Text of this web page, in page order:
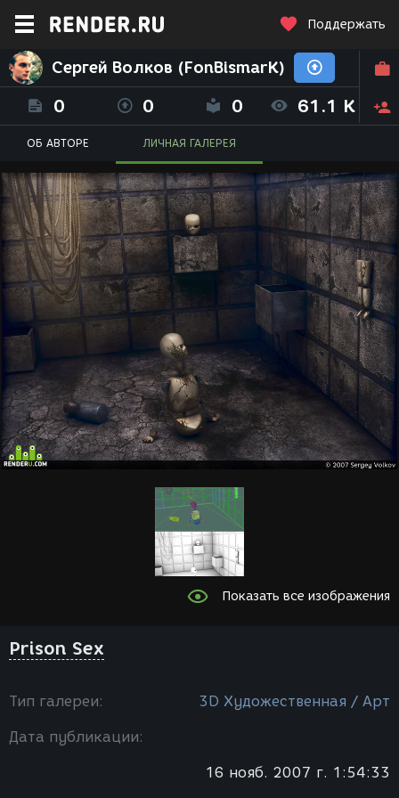
Поддержать
Сергей Волков (FonBismarK)
0 0 0 61.1 K
ОБ АВТОРЕ ЛИЧНАЯ ГАЛЕРЕЯ
Показать все изображения
Prison Sex
Тип галереи: 3D Художественная / Арт
Дата публикации:
16 нояб. 2007 г. 1:54:33